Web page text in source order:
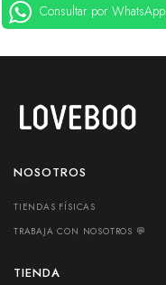
Consultar por WhatsApp
NOSOTROS
TIENDAS FÍSICAS
TRABAJA CON NOSOTROS 💬
TIENDA